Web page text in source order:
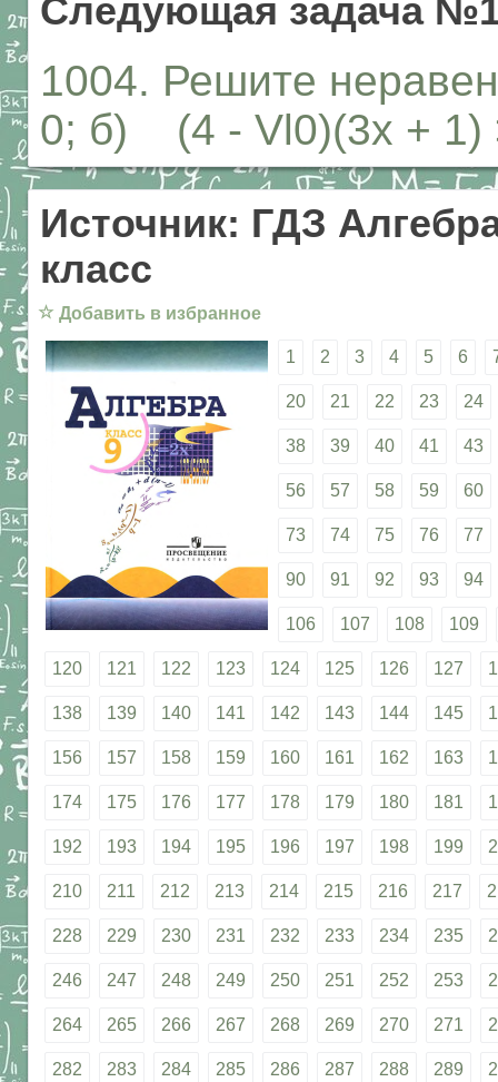
Следующая задача
1004. Решите
0; б) (4 - Vl0)(3x + 1)
Источник: ГДЗ
класс
☆ Добавить в избранное
1 2 3 4 5 6
20 21 22 23 24
38 39 40 41 43
56 57 58 59 60
73 74 75 76 77
90 91 92 93 94
106 107 108 109
120 121 122 123 124 125 126 127
138 139 140 141 142 143 144 145
156 157 158 159 160 161 162 163
174 175 176 177 178 179 180 181
192 193 194 195 196 197 198 199
210 211 212 213 214 215 216 217
228 229 230 231 232 233 234 235
246 247 248 249 250 251 252 253
264 265 266 267 268 269 270 271
282 283 284 285 286 287 288 289